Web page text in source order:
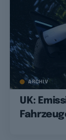
ARCHIV
UK: